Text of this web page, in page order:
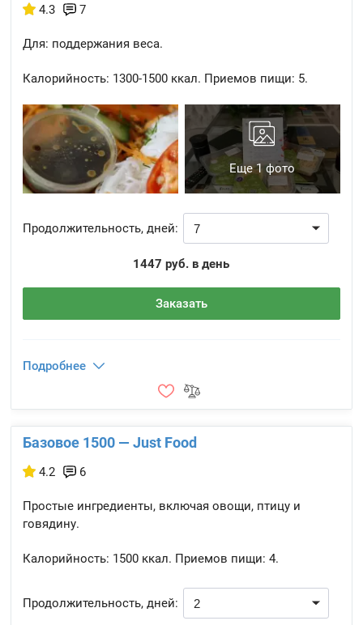
4.3
7
Для: поддержания веса.
Калорийность: 1300-1500 ккал. Приемов пищи: 5.
Еще 1 фото
Продолжительность, дней:
1447 руб. в день
Заказать
Подробнее
Базовое 1500 — Just Food
4.2 6
Простые ингредиенты, включая овощи, птицу и
говядину.
Калорийность: 1500 ккал. Приемов пищи: 4.
Продолжительность, дней: